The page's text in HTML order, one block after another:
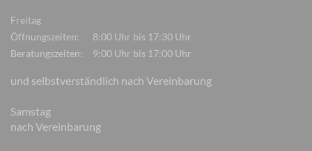
Freitag
Öffnungszeiten:
8:00 Uhr bis 17:30 Uhr
Beratungszeiten:
9:00 Uhr bis 17:00 Uhr
und selbstverständlich nach Vereinbarung
Samstag
nach Vereinbarung